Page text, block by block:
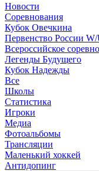
Новости
Соревнования
Кубок Овечкина
Первенство России
Всероссийское
Легенды Будущего
Кубок Надежды
Все
Школы
Статистика
Игроки
Медиа
Фотоальбомы
Трансляции
Маленький хоккей
Антидопинг